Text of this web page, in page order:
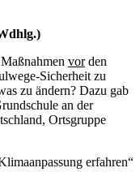
vorden
Sicherheit zu
zu ändern? Dazu gab
an der
Ortsgruppe
erfahren“